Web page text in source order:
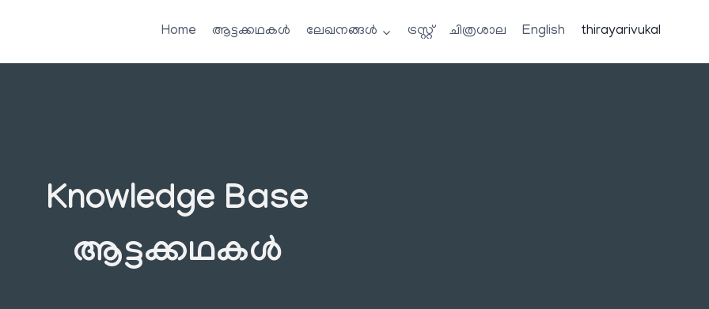
Home ആട്ടക്കഥകൾ ലേഖനങ്ങൾ ട്രസ്റ്റ് ചിത്രശാല English thirayarivukal
Knowledge Base
ആട്ടക്കഥകൾ